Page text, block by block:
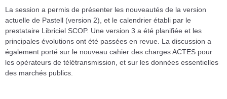
La session a permis de présenter les nouveautés de la version
actuelle de Pastell (version 2), et le calendrier établi par le
prestataire Libriciel SCOP. Une version 3 a été planifiée et les
principales évolutions ont été passées en revue. La discussion a
également porté sur le nouveau cahier des charges ACTES pour
les opérateurs de télétransmission, et sur les données essentielles
des marchés publics.